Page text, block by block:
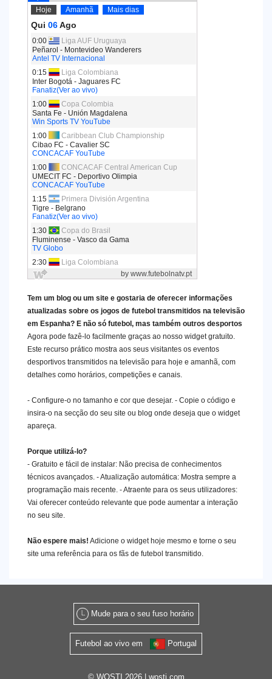
Tem um blog ou um site e gostaria de oferecer informações
atualizadas sobre os jogos de futebol transmitidos na televisão
em Espanha? E não só futebol, mas também outros desportos
Agora pode fazê-lo facilmente graças ao nosso widget gratuito.
Este recurso prático mostra aos seus visitantes os eventos
desportivos transmitidos na televisão para hoje e amanhã, com
detalhes como horários, competições e canais.
- Configure-o no tamanho e cor que desejar. - Copie o código e
insira-o na secção do seu site ou blog onde deseja que o widget
apareça.
Porque utilizá-lo?
- Gratuito e fácil de instalar: Não precisa de conhecimentos
técnicos avançados. - Atualização automática: Mostra sempre a
programação mais recente. - Atraente para os seus utilizadores:
Vai oferecer conteúdo relevante que pode aumentar a interação
no seu site.
Não espere mais! Adicione o widget hoje mesmo e torne o seu
site uma referência para os fãs de futebol transmitido.
Mude para o seu fuso horário
Futebol ao vivo em Portugal
© WOSTI 2026 | wosti.com